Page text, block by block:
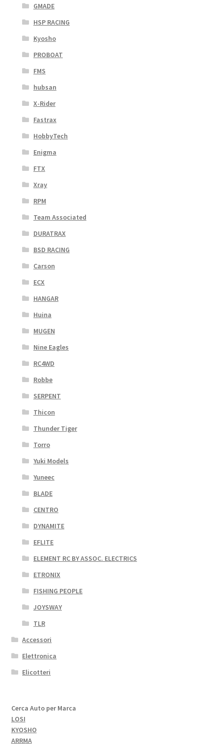
GMADE
HSP RACING
Kyosho
PROBOAT
FMS
hubsan
X-Rider
Fastrax
HobbyTech
Enigma
FTX
Xray
RPM
Team Associated
DURATRAX
BSD RACING
Carson
ECX
HANGAR
Huina
MUGEN
Nine Eagles
RC4WD
Robbe
SERPENT
Thicon
Thunder Tiger
Torro
Yuki Models
Yuneec
BLADE
CENTRO
DYNAMITE
EFLITE
ELEMENT RC BY ASSOC. ELECTRICS
ETRONIX
FISHING PEOPLE
JOYSWAY
TLR
Accessori
Elettronica
Elicotteri
Cerca Auto per Marca
LOSI
KYOSHO
ARRMA